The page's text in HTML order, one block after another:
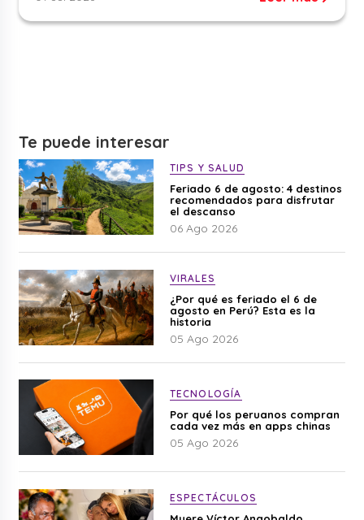
Te puede interesar
TIPS Y SALUD
Feriado 6 de agosto: 4 destinos
recomendados para disfrutar
el descanso
06 Ago 2026
VIRALES
¿Por qué es feriado el 6 de
agosto en Perú? Esta es la
historia
05 Ago 2026
TECNOLOGÍA
Por qué los peruanos compran
cada vez más en apps chinas
05 Ago 2026
ESPECTÁCULOS